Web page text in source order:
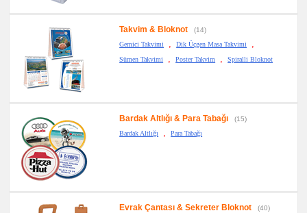
Takvim & Bloknot
(14)
Gemici Takvimi
, Dik Üçgen Masa Takvimi ,
Sümen Takvimi , Poster Takvim , Spiralli Bloknot
Bardak Altlığı & Para Tabağı
(15)
Bardak Altlığı
, Para Tabağı
Evrak Çantası & Sekreter Bloknot
(40)